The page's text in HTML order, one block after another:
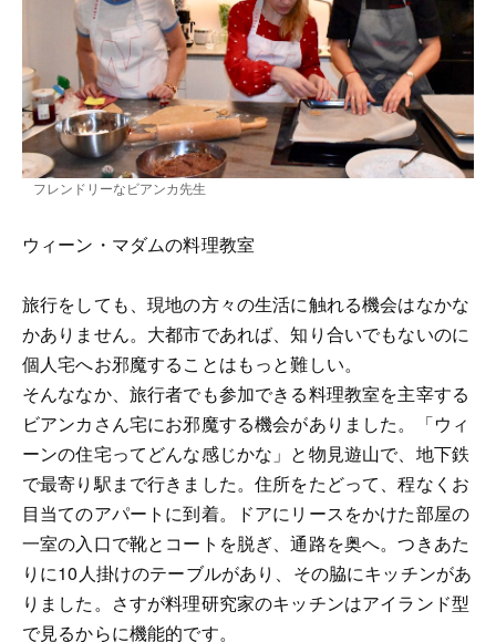
フレンドリーなビアンカ先生
ウィーン・マダムの料理教室
旅行をしても、現地の方々の生活に触れる機会はなかな
かありません。大都市であれば、知り合いでもないのに
個人宅へお邪魔することはもっと難しい。
そんななか、旅行者でも参加できる料理教室を主宰する
ビアンカさん宅にお邪魔する機会がありました。「ウィ
ーンの住宅ってどんな感じかな」と物見遊山で、地下鉄
で最寄り駅まで行きました。住所をたどって、程なくお
目当てのアパートに到着。ドアにリースをかけた部屋の
一室の入口で靴とコートを脱ぎ、通路を奥へ。つきあた
りに10人掛けのテーブルがあり、その脇にキッチンがあ
りました。さすが料理研究家のキッチンはアイランド型
で見るからに機能的です。